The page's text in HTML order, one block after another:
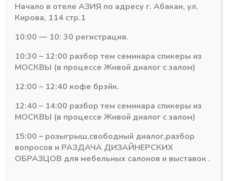
Похожие товары
Начало в отеле АЗИЯ по адресу г. Абакан, ул.
Кирова, 114 стр.1
10:00 — 10: 30 регистрация.
10:30 – 12:00 разбор тем семинара спикеры из
МОСКВЫ (в процессе Живой диалог с залом)
12:00 – 12:40 кофе брэйк.
12:40 – 14:00 разбор тем семинара спикеры из
МОСКВЫ (в процессе Живой диалог с залом)
15:00 – розыгрыш,свободный диалог,разбор
вопросов и РАЗДАЧА ДИЗАЙНЕРСКИХ
ОБРАЗЦОВ для мебельных салонов и выставок .